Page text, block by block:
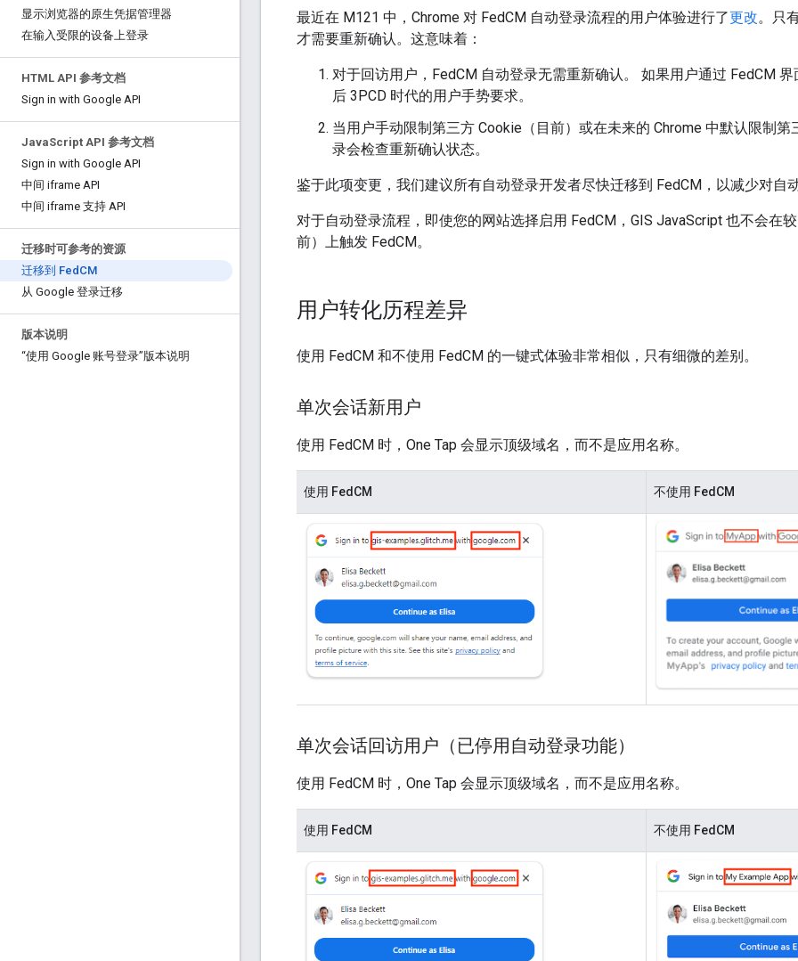
显示浏览器的原生凭据管理器
在输入受限的设备上登录
HTML API 参考文档
Sign in with Google API
JavaScript API 参考文档
Sign in with Google API
中间 iframe API
中间 iframe 支持 API
迁移时可参考的资源
迁移到 Fed CM
从 Google 登录迁移
版本说明
“使用 Google 账号登录”版本说明
最近在 M121 中，Chrome 对 FedCM 自动登录流程的用户体验进行了更改。只
才需要重新确认。这意味着：
对于回访用户，FedCM 自动登录无需重新确认。 如果用户通过 FedCM
后 3PCD 时代的用户手势要求。
当用户手动限制第三方 Cookie（目前）或在未来的 Chrome 中默认限制第
录会检查重新确认状态。
鉴于此项变更，我们建议所有自动登录开发者尽快迁移到 FedCM，以减少对自
对于自动登录流程，即使您的网站选择启用 FedCM，GIS JavaScript 也不会在
前）上触发 FedCM。
用户转化历程差异
使用 FedCM 和不使用 FedCM 的一键式体验非常相似，只有细微的差别。
单次会话新用户
使用 FedCM 时，One Tap 会显示顶级域名，而不是应用名称。
使用 FedCM 不使用 FedCM
单次会话回访用户（已停用自动登录功能）
使用 FedCM 时，One Tap 会显示顶级域名，而不是应用名称。
使用 FedCM 不使用 FedCM